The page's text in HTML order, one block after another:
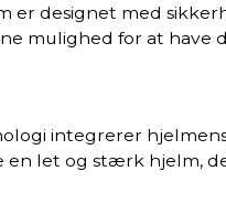
er designet med
mulighed for at have
integrerer
en let og stærk hjelm,